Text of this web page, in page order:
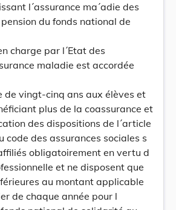
l´assurance ma´adie des
du fonds national de
charge par l´Etat des
maladie est accordée
de vingt-cinq ans aux élèves et
plus de la coassurance et
des dispositions de l´article
code des assurances sociales s
obligatoirement en vertu d
et ne disposent que
au montant applicable
de chaque année pour l